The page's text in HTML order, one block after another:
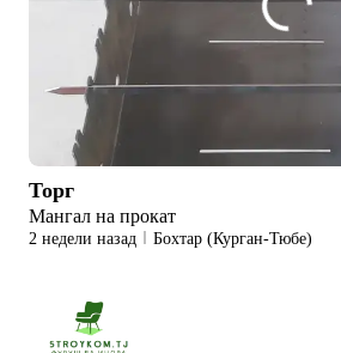
Торг
Мангал на прокат
2 недели назад Бохтар (Курган-Тюбе)